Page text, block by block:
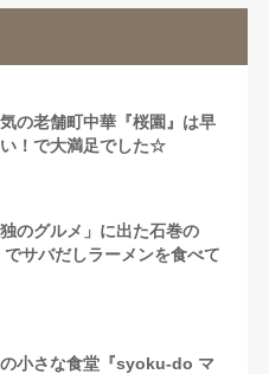
の老舗町中華『桜園』は早
！で大満足でした☆
のグルメ」に出た石巻の
でサバだしラーメンを食べて
小さな食堂『syoku-do マ